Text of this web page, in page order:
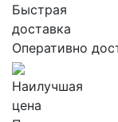
Быстрая
доставка
Оперативно
Наилучшая
цена